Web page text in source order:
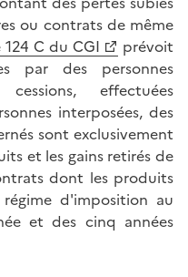
ou contrats de même
C du CGI
prévoit
par des personnes
effectuées
interposées, des
sont exclusivement
et les gains retirés de
dont les produits
d'imposition au
et des cinq années